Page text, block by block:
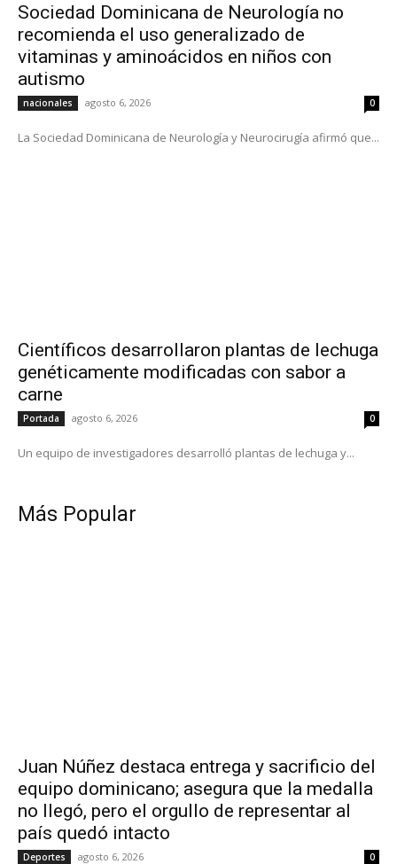
Sociedad Dominicana de Neurología no
recomienda el uso generalizado de
vitaminas y aminoácidos en niños con
autismo
nacionales agosto 6, 2026 0
La Sociedad Dominicana de Neurología y Neurocirugía afirmó que...
Científicos desarrollaron plantas de lechuga
genéticamente modificadas con sabor a
carne
Portada agosto 6, 2026 0
Un equipo de investigadores desarrolló plantas de lechuga y...
Más Popular
Juan Núñez destaca entrega y sacrificio del
equipo dominicano; asegura que la medalla
no llegó, pero el orgullo de representar al
país quedó intacto
Deportes agosto 6, 2026 0